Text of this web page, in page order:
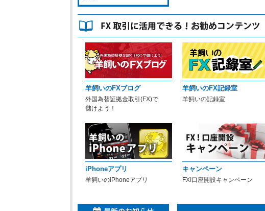
羊飼いのFXブログ
外国為替証拠金取引(FX)で
儲けよう！
羊飼いのFX記録室
羊飼いの記録室
iPhoneアプリ
羊飼いのiPhoneアプリ
キャンペーン
FX!口座開設キャンペーン